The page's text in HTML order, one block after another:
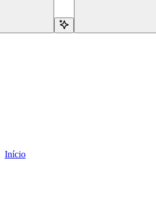
Início